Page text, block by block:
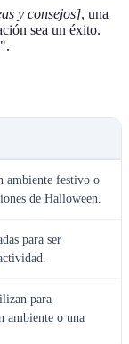
y consejos], una
sea un éxito.
ambiente festivo o
de Halloween.
para ser
para
ambiente o una